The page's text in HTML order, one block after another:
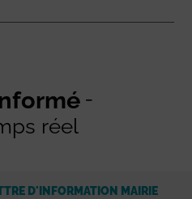
réel
D'INFORMATION MAIRIE